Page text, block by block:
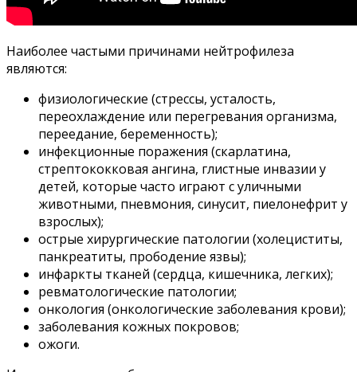
Наиболее частыми причинами нейтрофилеза
являются:
физиологические (стрессы, усталость,
переохлаждение или перегревания организма,
переедание, беременность);
инфекционные поражения (скарлатина,
стрептококковая ангина, глистные инвазии у
детей, которые часто играют с уличными
животными, пневмония, синусит, пиелонефрит у
взрослых);
острые хирургические патологии (холециститы,
панкреатиты, прободение язвы);
инфаркты тканей (сердца, кишечника, легких);
ревматологические патологии;
онкология (онкологические заболевания крови);
заболевания кожных покровов;
ожоги.